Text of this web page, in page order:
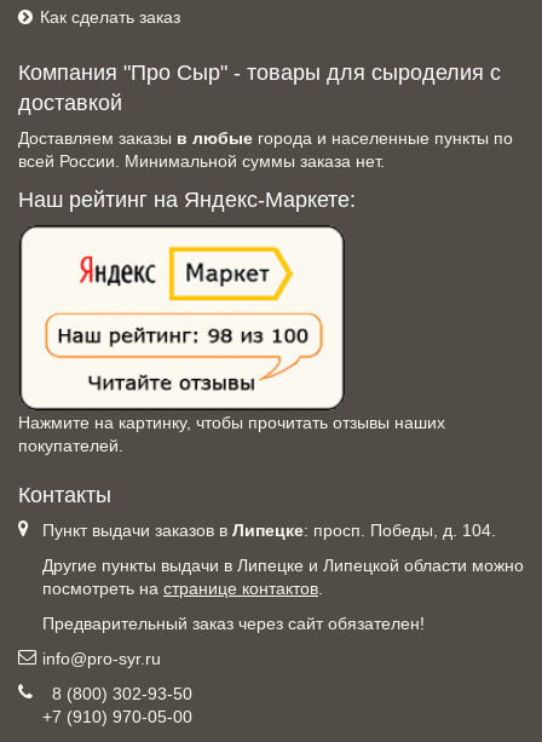
Как сделать заказ
Компания "Про Сыр" - товары для сыроделия с
доставкой
Доставляем заказы в любые города и населенные пункты по
всей России. Минимальной суммы заказа нет.
Наш рейтинг на Яндекс-Маркете:
Нажмите на картинку, чтобы прочитать отзывы наших
покупателей.
Контакты
Пункт выдачи заказов в Липецке: просп. Победы, д. 104.
Другие пункты выдачи в Липецке и Липецкой области можно
посмотреть на странице контактов.
Предварительный заказ через сайт обязателен!
info@pro-syr.ru
8 (800) 302-93-50
+7 (910) 970-05-00